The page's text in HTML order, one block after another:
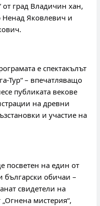
град Владичин хан,
Ненад Яковлевич и
е спектакълът
Тур“ – впечатляващо
публиката векове
на древни
и участие на
посветен на един от
български обичаи –
свидетели на
мистерия“,